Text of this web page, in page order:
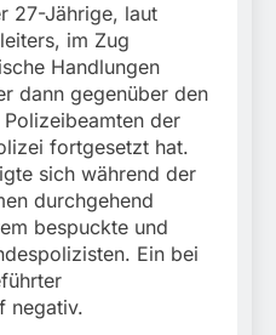
27-Jährige, laut
im Zug
Handlungen
dann gegenüber den
der
fortgesetzt hat.
sich während der
durchgehend
bespuckte und
Ein bei
negativ.